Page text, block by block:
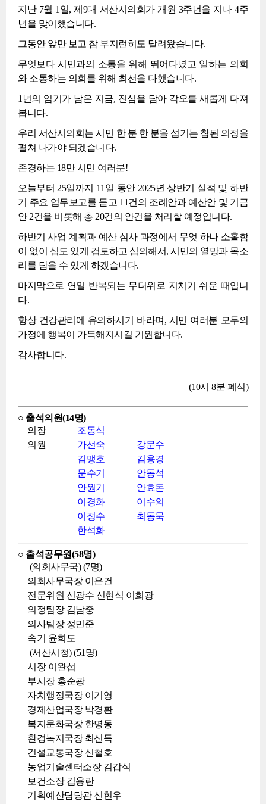
지난 7월 1일, 제9대 서산시의회가 개원 3주년을 지나 4주
년을 맞이했습니다.
그동안 앞만 보고 참 부지런히도 달려왔습니다.
무엇보다 시민과의 소통을 위해 뛰어다녔고 일하는 의회
와 소통하는 의회를 위해 최선을 다했습니다.
1년의 임기가 남은 지금, 진심을 담아 각오를 새롭게 다져
봅니다.
우리 서산시의회는 시민 한 분 한 분을 섬기는 참된 의정을
펼쳐 나가야 되겠습니다.
존경하는 18만 시민 여러분!
오늘부터 25일까지 11일 동안 2025년 상반기 실적 및 하반
기 주요 업무보고를 듣고 11건의 조례안과 예산안 및 기금
안 2건을 비롯해 총 20건의 안건을 처리할 예정입니다.
하반기 사업 계획과 예산 심사 과정에서 무엇 하나 소홀함
이 없이 심도 있게 검토하고 심의해서, 시민의 열망과 목소
리를 담을 수 있게 하겠습니다.
마지막으로 연일 반복되는 무더위로 지치기 쉬운 때입니
다.
항상 건강관리에 유의하시기 바라며, 시민 여러분 모두의
가정에 행복이 가득해지시길 기원합니다.
감사합니다.
(10시 8분 폐식)
○ 출석의원(14명)
의장
조동식
의원
가선숙
강문수
김맹호
김용경
문수기
안동석
안원기
안효돈
이경화
이수의
이정수
최동묵
한석화
○ 출석공무원(58명)
(의회사무국) (7명)
의회사무국장 이은건
전문위원 신광수 신현식 이희광
의정팀장 김남중
의사팀장 정민준
속기 윤희도
(서산시청) (51명)
시장 이완섭
부시장 홍순광
자치행정국장 이기영
경제산업국장 박경환
복지문화국장 한명동
환경녹지국장 최신득
건설교통국장 신철호
농업기술센터소장 김갑식
보건소장 김용란
기획예산담당관 신현우